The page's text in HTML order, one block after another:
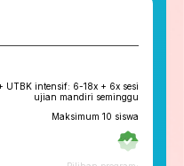
UTBK intensif: 6-18x + 6x sesi
ujian mandiri seminggu
Maksimum 10 siswa